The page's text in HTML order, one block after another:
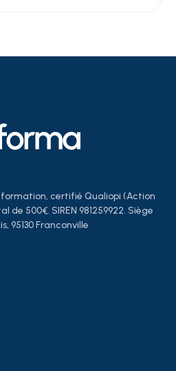
formation, certifié Qualiopi (Action
500€. SIREN 981259922. Siège
95130 Franconville